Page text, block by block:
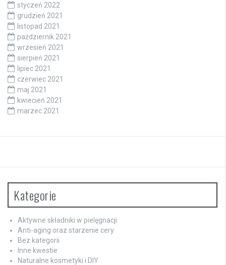
styczeń 2022
grudzień 2021
listopad 2021
październik 2021
wrzesień 2021
sierpień 2021
lipiec 2021
czerwiec 2021
maj 2021
kwiecień 2021
marzec 2021
Kategorie
Aktywne składniki w pielęgnacji
Anti-aging oraz starzenie cery
Bez kategorii
Inne kwestie
Naturalne kosmetyki i DIY